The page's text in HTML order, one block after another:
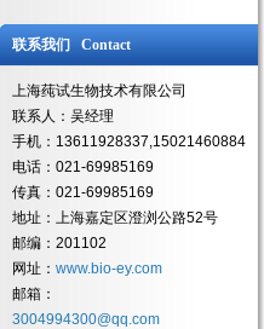
联系我们 Contact
上海莼试生物技术有限公司
联系人：吴经理
手机：13611928337,15021460884
电话：021-69985169
传真：021-69985169
地址：上海嘉定区澄浏公路52号
邮编：201102
网址： www.bio-ey.com
邮箱：
3004994300@qq.com